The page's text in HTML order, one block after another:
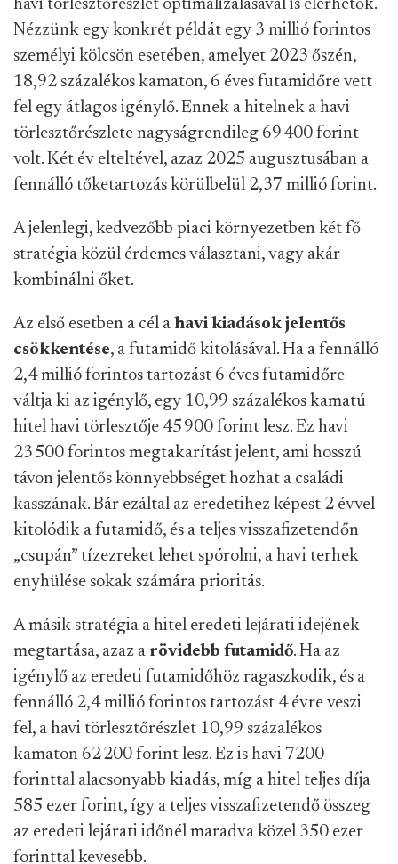
havi törlesztőrészlet optimalizálásával is elérhetők.
Nézzünk egy konkrét példát egy 3 millió forintos
személyi kölcsön esetében, amelyet 2023 őszén,
18,92 százalékos kamaton, 6 éves futamidőre vett
fel egy átlagos igénylő. Ennek a hitelnek a havi
törlesztőrészlete nagyságrendileg 69 400 forint
volt. Két év elteltével, azaz 2025 augusztusában a
fennálló tőketartozás körülbelül 2,37 millió forint.
A jelenlegi, kedvezőbb piaci környezetben két fő
stratégia közül érdemes választani, vagy akár
kombinálni őket.
Az első esetben a cél a havi kiadások jelentős
csökkentése, a futamidő kitolásával. Ha a fennálló
2,4 millió forintos tartozást 6 éves futamidőre
váltja ki az igénylő, egy 10,99 százalékos kamatú
hitel havi törlesztője 45 900 forint lesz. Ez havi
23 500 forintos megtakarítást jelent, ami hosszú
távon jelentős könnyebbséget hozhat a családi
kasszának. Bár ezáltal az eredetihez képest 2 évvel
kitolódik a futamidő, és a teljes visszafizetendőn
„csupán” tízezreket lehet spórolni, a havi terhek
enyhülése sokak számára prioritás.
A másik stratégia a hitel eredeti lejárati idejének
megtartása, azaz a rövidebb futamidő. Ha az
igénylő az eredeti futamidőhöz ragaszkodik, és a
fennálló 2,4 millió forintos tartozást 4 évre veszi
fel, a havi törlesztőrészlet 10,99 százalékos
kamaton 62 200 forint lesz. Ez is havi 7200
forinttal alacsonyabb kiadás, míg a hitel teljes díja
585 ezer forint, így a teljes visszafizetendő összeg
az eredeti lejárati időnél maradva közel 350 ezer
forinttal kevesebb.